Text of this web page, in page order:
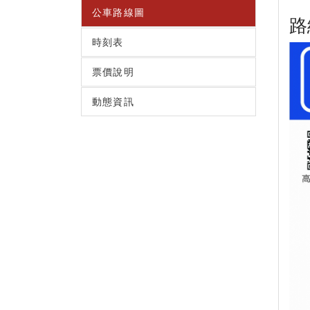
公車路線圖
時刻表
票價說明
動態資訊